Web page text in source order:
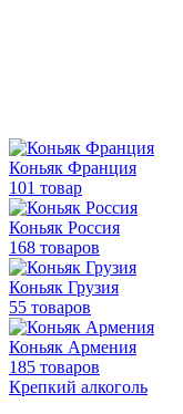
Коньяк Франция
101 товар
Коньяк Россия
168 товаров
Коньяк Грузия
55 товаров
Коньяк Армения
185 товаров
Крепкий алкоголь